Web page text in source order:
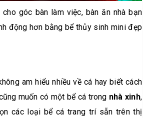
góc bàn làm việc, bàn ăn nhà bạn
động hơn bằng bể thủy sinh mini đẹp
am hiểu nhiều về cá hay biết cách
muốn có một bể cá trong nhà xinh,
các loại bể cá trang trí sẵn trên thị